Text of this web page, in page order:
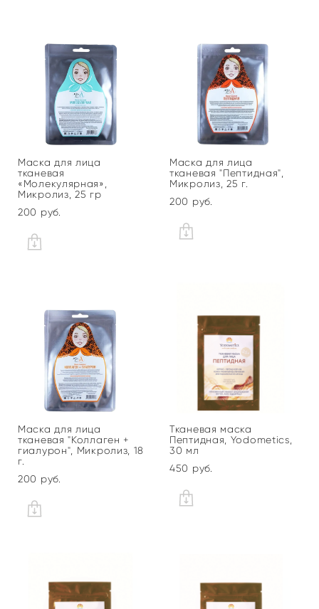
Маска для лица
тканевая
«Молекулярная»,
Микролиз, 25 гр
200 pуб.
Маска для лица
тканевая "Пептидная",
Микролиз, 25 г.
200 pуб.
Маска для лица
тканевая "Коллаген +
гиалурон", Микролиз, 18
г.
200 pуб.
Тканевая маска
Пептидная, Yodometics,
30 мл
450 pуб.